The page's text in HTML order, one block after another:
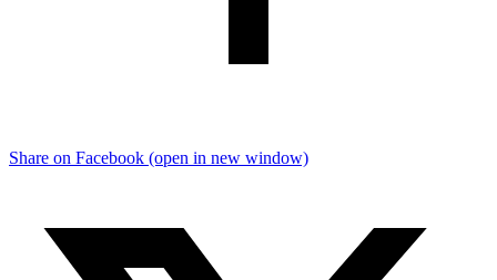
Share on Facebook (open in new window)